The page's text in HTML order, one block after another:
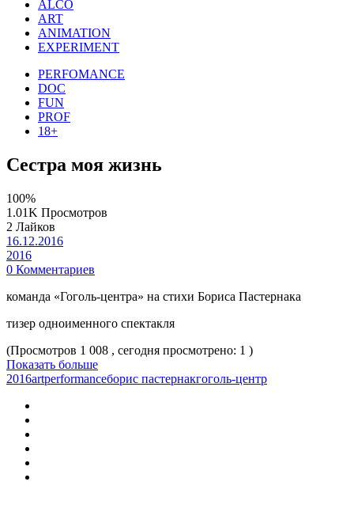
ALCO
ART
ANIMATION
EXPERIMENT
PERFOMANCE
DOC
FUN
PROF
18+
Сестра моя жизнь
100%
1.01K Просмотров
2 Лайков
16.12.2016
2016
0 Комментариев
команда «Гоголь-центра» на стихи Бориса Пастернака
тизер одноименного спектакля
(Просмотров 1 008 , сегодня просмотрено: 1 )
Показать больше
2016artperformanceборис пастернакгоголь-центр